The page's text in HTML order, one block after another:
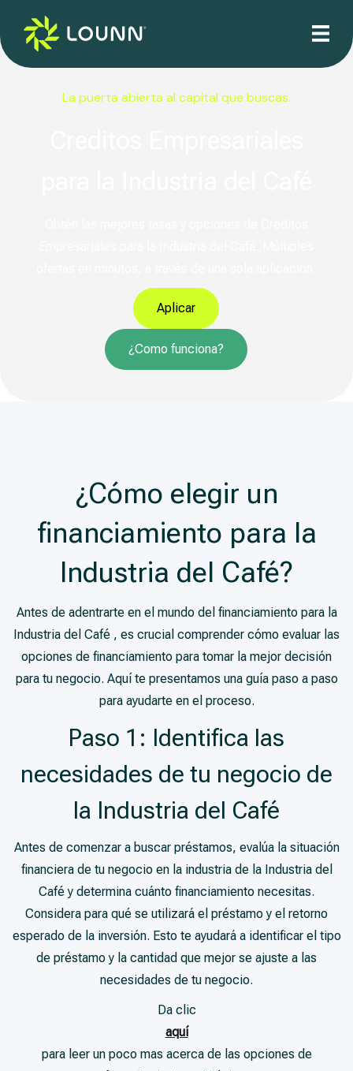
La puerta abierta al capital que buscas.
Aplicar
¿Como funciona?
¿Cómo elegir un
financiamiento para la
Industria del Café?
Antes de adentrarte en el mundo del financiamiento para la
Industria del Café , es crucial comprender cómo evaluar las
opciones de financiamiento para tomar la mejor decisión
para tu negocio. Aquí te presentamos una guía paso a paso
para ayudarte en el proceso.
Paso 1: Identifica las
necesidades de tu negocio de
la Industria del Café
Antes de comenzar a buscar préstamos, evalúa la situación
financiera de tu negocio en la industria de la Industria del
Café y determina cuánto financiamiento necesitas.
Considera para qué se utilizará el préstamo y el retorno
esperado de la inversión. Esto te ayudará a identificar el tipo
de préstamo y la cantidad que mejor se ajuste a las
necesidades de tu negocio.
Da clic
aquí
para leer un poco mas acerca de las opciones de